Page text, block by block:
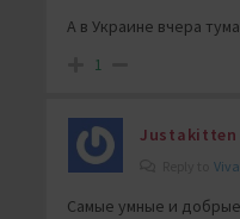
А в Украине вчера
1
Justakitten
Самые умные и